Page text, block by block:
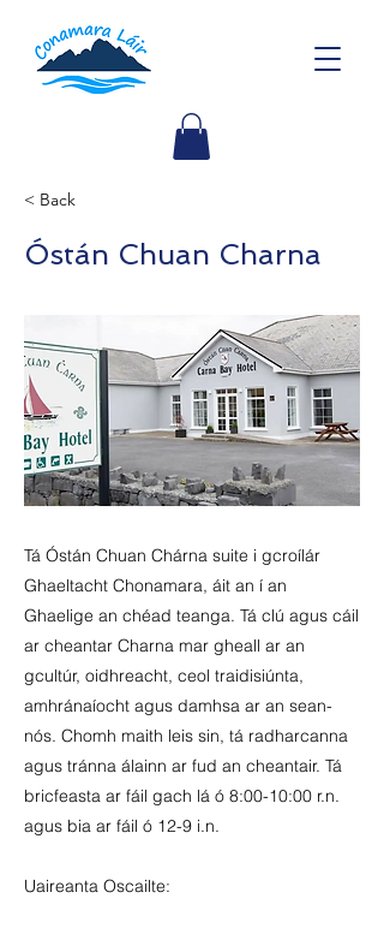
< Back
Óstán Chuan Charna
Tá Óstán Chuan Chárna suite i gcroílár
Ghaeltacht Chonamara, áit an í an
Ghaelige an chéad teanga. Tá clú agus cáil
ar cheantar Charna mar gheall ar an
gcultúr, oidhreacht, ceol traidisiúnta,
amhránaíocht agus damhsa ar an sean-
nós. Chomh maith leis sin, tá radharcanna
agus tránna álainn ar fud an cheantair. Tá
bricfeasta ar fáil gach lá ó 8:00-10:00 r.n.
agus bia ar fáil ó 12-9 i.n.
Uaireanta Oscailte: